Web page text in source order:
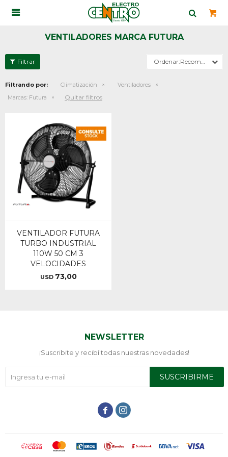

VENTILADORES MARCA FUTURA
Recomendados
Filtrando por: Climatización
Ventiladores
Marcas: Futura Quitar filtros
VENTILADOR FUTURA
TURBO INDUSTRIAL
110W 50 CM 3
VELOCIDADES
USD 73,00
NEWSLETTER
¡Suscribite y recibí todas nuestras novedades!
SUSCRIBIRME
 